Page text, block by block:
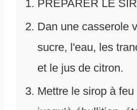
PREPARER LE
Dan une casserole
sucre, l'eau, les
et le jus de citron.
Mettre le sirop à feu